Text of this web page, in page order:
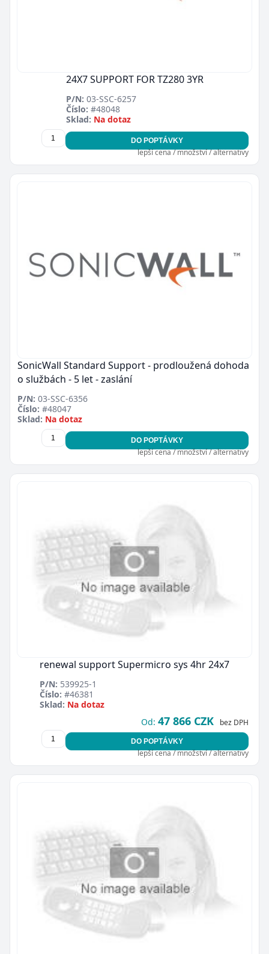
24X7 SUPPORT FOR TZ280 3YR
P/N: 03-SSC-6257
Číslo: #48048
Sklad: Na dotaz
DO POPTÁVKY
lepší cena / množství / alternativy
SonicWall Standard Support - prodloužená dohoda
o službách - 5 let - zaslání
P/N: 03-SSC-6356
Číslo: #48047
Sklad: Na dotaz
DO POPTÁVKY
lepší cena / množství / alternativy
renewal support Supermicro sys 4hr 24x7
P/N: 539925-1
Číslo: #46381
Sklad: Na dotaz
Od: 47 866 CZK bez DPH
DO POPTÁVKY
lepší cena / množství / alternativy